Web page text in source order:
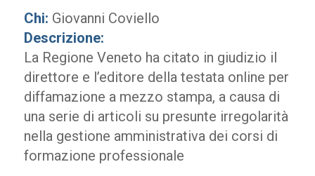
Chi: Giovanni Coviello
Descrizione:
La Regione Veneto ha citato in giudizio il
direttore e l’editore della testata online per
diffamazione a mezzo stampa, a causa di
una serie di articoli su presunte irregolarità
nella gestione amministrativa dei corsi di
formazione professionale